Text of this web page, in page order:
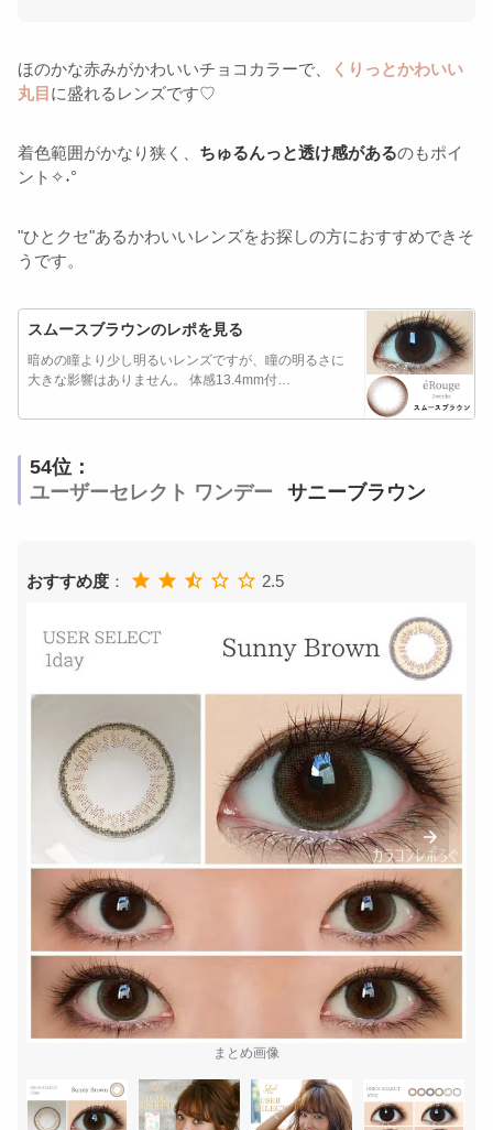
ほのかな赤みがかわいいチョコカラーで、
くりっとかわいい
丸目 に盛れるレンズです♡
着色範囲がかなり狭く、 ちゅるんっと透け感があるのもポイ
ント✧˖°
"ひとクセ"あるかわいいレンズをお探しの方におすすめできそ
うです。
スムースブラウンのレポを見る
暗めの瞳より少し明るいレンズですが、瞳の明るさに
大きな影響はありません。 体感13.4mm付…
54位：
ユーザーセレクト ワンデー
サニーブラウン
おすすめ度 ： 2.5
まとめ画像